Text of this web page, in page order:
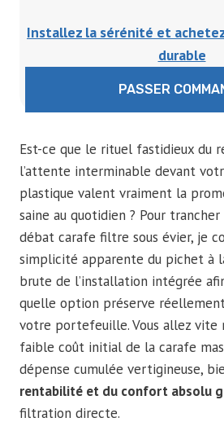
Installez la sérénité et
durable
PASSER
Est-ce que le rituel fastidieux du
l’attente interminable devant
plastique valent vraiment la
saine au quotidien ? Pour
débat carafe filtre sous évier, je
simplicité apparente du pichet à
brute de l’installation intégrée
quelle option préserve
votre portefeuille. Vous allez vite
faible coût initial de la carafe
dépense cumulée vertigineuse,
rentabilité et du confort absolu
filtration directe.